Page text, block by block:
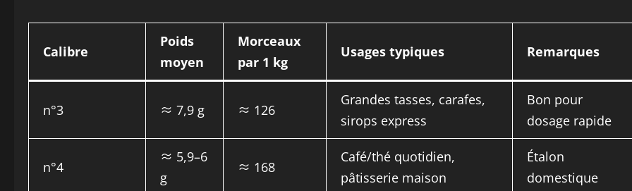
Calibre
Poids
moyen
Morceaux
par 1 kg
Usages typiques Remarques
n°3 ≈ 7,9 g ≈ 126
Grandes tasses, carafes,
sirops express
Bon pour
dosage rapide
n°4
≈ 5,9–6
g
≈ 168
Café/thé quotidien,
pâtisserie maison
Étalon
domestique